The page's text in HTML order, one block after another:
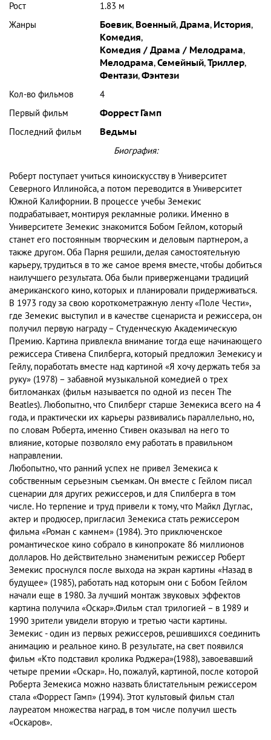
Рост
1.83 м
Жанры
Боевик, Военный,Драма, История,
Комедия,
Комедия / Драма / Мелодрама,
Мелодрама,Семейный,Триллер,
Фентази,Фэнтези
Кол-во фильмов
4
Первый фильм
Форрест Гамп
Последний фильм
Ведьмы
Биография:
Роберт поступает учиться киноискусству в Университет
Северного Иллинойса, а потом переводится в Университет
Южной Калифорнии. В процессе учебы Земекис
подрабатывает, монтируя рекламные ролики. Именно в
Университете Земекис знакомится Бобом Гейлом, который
станет его постоянным творческим и деловым партнером, а
также другом. Оба Парня решили, делая самостоятельную
карьеру, трудиться в то же самое время вместе, чтобы добиться
наилучшего результата. Оба были приверженцами традиций
американского кино, которых и планировали придерживаться.
В 1973 году за свою короткометражную ленту «Поле Чести»,
где Земекис выступил и в качестве сценариста и режиссера, он
получил первую награду – Студенческую Академическую
Премию. Картина привлекла внимание тогда еще начинающего
режиссера Стивена Спилберга, который предложил Земекису и
Гейлу, поработать вместе над картиной «Я хочу держать тебя за
руку» (1978) – забавной музыкальной комедией о трех
битломанках (фильм называется по одной из песен The
Beatles). Любопытно, что Спилберг старше Земекиса всего на 4
года, и практически их карьеры развивались параллельно, но,
по словам Роберта, именно Стивен оказывал на него то
влияние, которые позволяло ему работать в правильном
направлении.
Любопытно, что ранний успех не привел Земекиса к
собственным серьезным съемкам. Он вместе с Гейлом писал
сценарии для других режиссеров, и для Спилберга в том
числе. Но терпение и труд привели к тому, что Майкл Дуглас,
актер и продюсер, пригласил Земекиса стать режиссером
фильма «Роман с камнем» (1984). Это приключенское
романтическое кино собрало в кинопрокате 86 миллионов
долларов. Но действительно знаменитым режиссер Роберт
Земекис проснулся после выхода на экран картины «Назад в
будущее» (1985), работать над которым они с Бобом Гейлом
начали еще в 1980. За лучший монтаж звуковых эффектов
картина получила «Оскар».Фильм стал трилогией – в 1989 и
1990 зрители увидели вторую и третью части картины.
Земекис - один из первых режиссеров, решившихся соединить
анимацию и реальное кино. В результате, на свет появился
фильм «Кто подставил кролика Роджера»(1988), завоевавший
четыре премии «Оскар». Но, пожалуй, картиной, после которой
Роберта Земекиса можно назвать блистательным режиссером
стала «Форрест Гамп» (1994). Этот культовый фильм стал
лауреатом множества наград, в том числе получил шесть
«Оскаров».